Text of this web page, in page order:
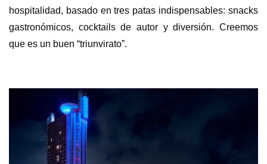
hospitalidad, basado en tres patas indispensables: snacks
gastronómicos, cocktails de autor y diversión. Creemos
que es un buen “triunvirato”.